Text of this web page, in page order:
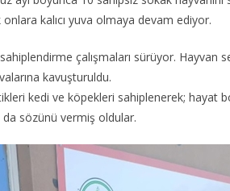
kalıcı yuva olmaya devam ediyor.
çalışmaları sürüyor. Hayvan
kavuşturuldu.
kedi ve köpekleri sahiplenerek; hayat
sözünü vermiş oldular.